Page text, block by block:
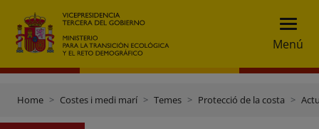
Menú
Home Costes i medi marí Temes Protecció de la costa